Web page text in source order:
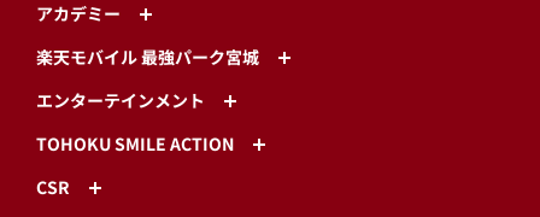
アカデミー
楽天モバイル 最強パーク宮城
エンターテインメント
TOHOKU SMILE ACTION
CSR